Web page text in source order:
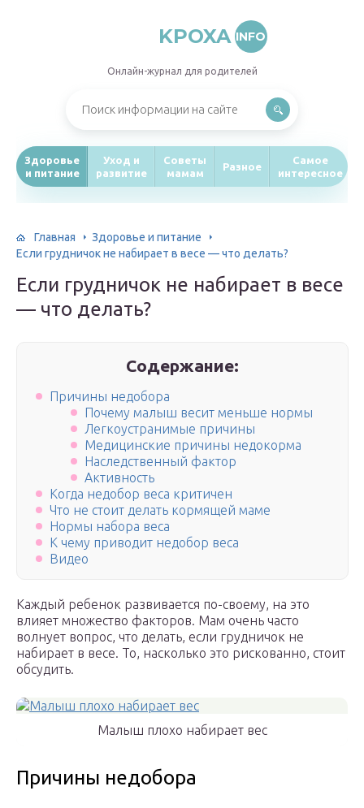
KPOXA INFO
Онлайн-журнал для родителей
Здоровье
и питание
Уход и
развитие
Советы
мамам
Разное
Самое
интересное
Главная
Здоровье и питание
Если грудничок не набирает в весе — что делать?
Если грудничок не набирает в весе
— что делать?
Содержание:
Причины недобора
Почему малыш весит меньше нормы
Легкоустранимые причины
Медицинские причины недокорма
Наследственный фактор
Активность
Когда недобор веса критичен
Что не стоит делать кормящей маме
Нормы набора веса
К чему приводит недобор веса
Видео
Каждый ребенок развивается по-своему, на это
влияет множество факторов. Мам очень часто
волнует вопрос, что делать, если грудничок не
набирает в весе. То, насколько это рискованно, стоит
обсудить.
Малыш плохо набирает вес
Причины недобора